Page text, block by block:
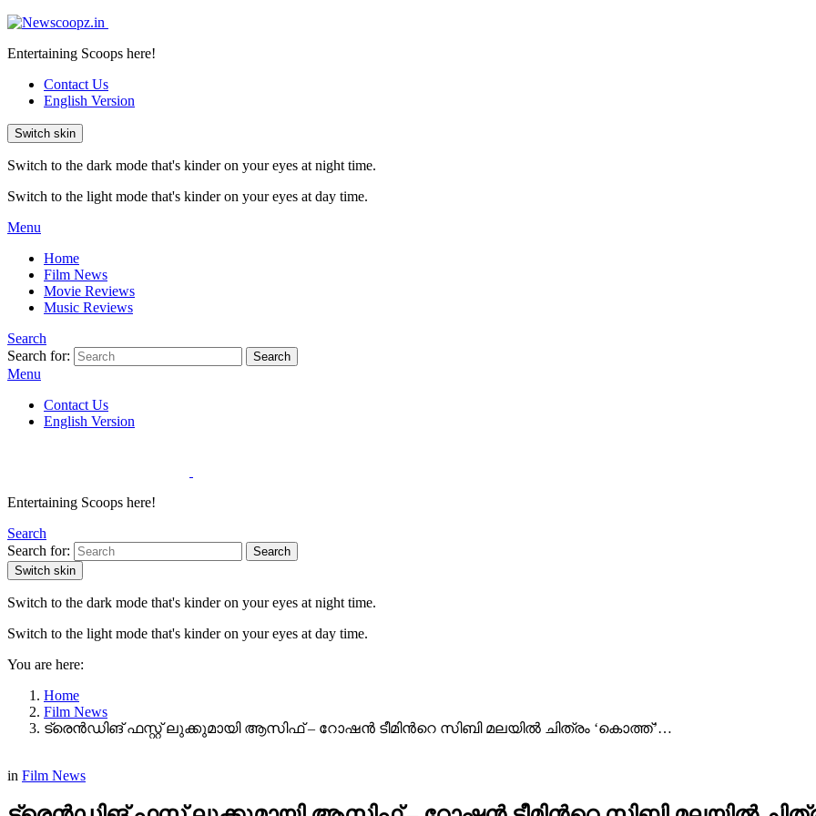
Entertaining Scoops here!
Contact Us
English Version
Switch skin
Switch to the dark mode that's kinder on your eyes at night time.
Switch to the light mode that's kinder on your eyes at day time.
Menu
Home
Film News
Movie Reviews
Music Reviews
Search
Search for:
Search
Menu
Contact Us
English Version
Entertaining Scoops here!
Search
Search for:
Search
Switch skin
Switch to the dark mode that's kinder on your eyes at night time.
Switch to the light mode that's kinder on your eyes at day time.
You are here:
Home
Film News
ട്രെൻഡിങ് ഫസ്റ്റ് ലുക്കുമായി ആസിഫ് – റോഷൻ ടീമിന്‍റെ സിബി മലയിൽ ചിത്രം ‘കൊത്ത്’…
in Film News